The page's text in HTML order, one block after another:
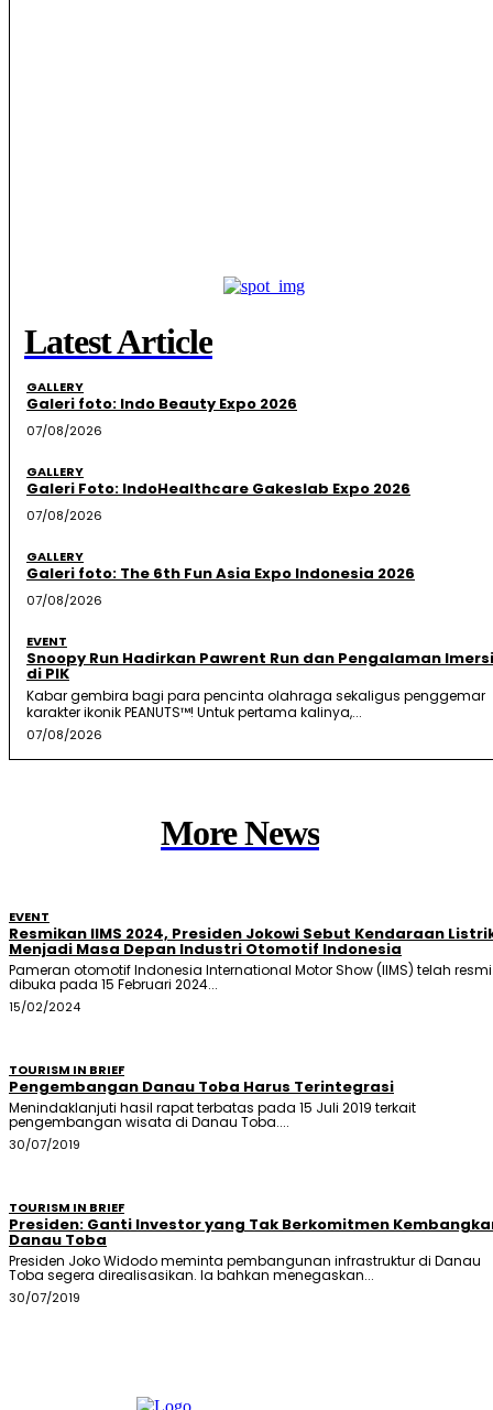
Latest Article
GALLERY
Galeri foto: Indo Beauty Expo 2026
07/08/2026
GALLERY
Galeri Foto: IndoHealthcare Gakeslab Expo 2026
07/08/2026
GALLERY
Galeri foto: The 6th Fun Asia Expo Indonesia 2026
07/08/2026
EVENT
Snoopy Run Hadirkan Pawrent Run dan Pengalaman
di PIK
Kabar gembira bagi para pencinta olahraga sekaligus penggemar
karakter ikonik PEANUTS™! Untuk pertama kalinya,...
07/08/2026
More News
EVENT
Resmikan IIMS 2024, Presiden Jokowi Sebut Kendaraan
Menjadi Masa Depan Industri Otomotif Indonesia
Pameran otomotif Indonesia International Motor Show (IIMS) telah resmi
dibuka pada 15 Februari 2024...
15/02/2024
TOURISM IN BRIEF
Pengembangan Danau Toba Harus Terintegrasi
Menindaklanjuti hasil rapat terbatas pada 15 Juli 2019 terkait
pengembangan wisata di Danau Toba....
30/07/2019
TOURISM IN BRIEF
Presiden: Ganti Investor yang Tak Berkomitmen
Danau Toba
Presiden Joko Widodo meminta pembangunan infrastruktur di Danau
Toba segera direalisasikan. Ia bahkan menegaskan...
30/07/2019